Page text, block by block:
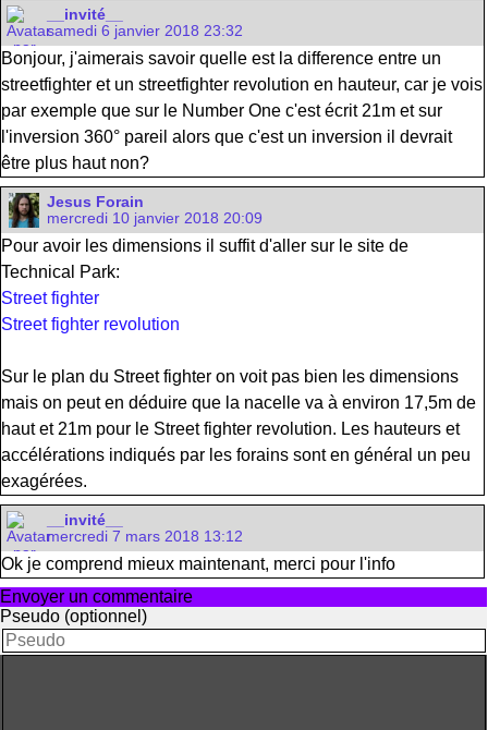
__invité__
samedi 6 janvier 2018 23:32
Bonjour, j'aimerais savoir quelle est la difference entre un
streetfighter et un streetfighter revolution en hauteur, car je vois
par exemple que sur le Number One c'est écrit 21m et sur
l'inversion 360° pareil alors que c'est un inversion il devrait
être plus haut non?
Jesus Forain
mercredi 10 janvier 2018 20:09
Pour avoir les dimensions il suffit d'aller sur le site de
Technical Park:
Street fighter
Street fighter revolution
Sur le plan du Street fighter on voit pas bien les dimensions
mais on peut en déduire que la nacelle va à environ 17,5m de
haut et 21m pour le Street fighter revolution. Les hauteurs et
accélérations indiqués par les forains sont en général un peu
exagérées.
__invité__
mercredi 7 mars 2018 13:12
Ok je comprend mieux maintenant, merci pour l'info
Envoyer un commentaire
Pseudo (optionnel)